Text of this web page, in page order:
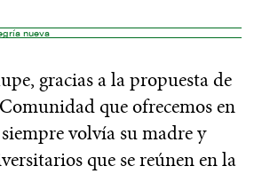
nueva
gracias a la propuesta de
que ofrecemos en
volvía su madre y
que se reúnen en la